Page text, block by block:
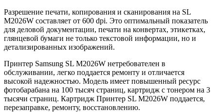
Разрешение печати, копирования и сканирования на SL
M2026W составляет от 600 dpi. Это оптимальный показатель
для деловой документации, печати на конвертах, этикетках,
глянцевой бумаги не только текстовой информации, но и
детализированных изображений.
Принтер Samsung SL M2026W нетребователен в
обслуживании, легко поддается ремонту и отличается
высокой надежностью. Модель имеет повышенный ресурс
фотобарабана на 100 тысяч страниц, картридж с тонером на 3
тысячи страниц. Картридж Принтер SL M2026W поддается,
перезаправке, ремонту, восстановлению.